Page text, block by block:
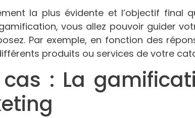
la plus évidente et l’objectif final
vous allez pouvoir guider
Par exemple, en fonction des
produits ou services de votre
: La